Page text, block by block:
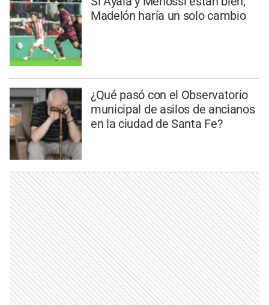
Madelón haría un solo cambio
¿Qué pasó con el Observatorio
municipal de asilos de ancianos
en la ciudad de Santa Fe?